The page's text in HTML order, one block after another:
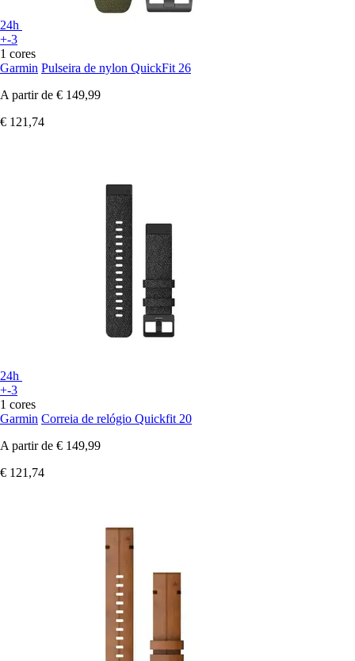
24h
+-3
1 cores
Garmin Pulseira de nylon QuickFit 26
A partir de € 149,99
€ 121,74
24h
+-3
1 cores
Garmin Correia de relógio Quickfit 20
A partir de € 149,99
€ 121,74